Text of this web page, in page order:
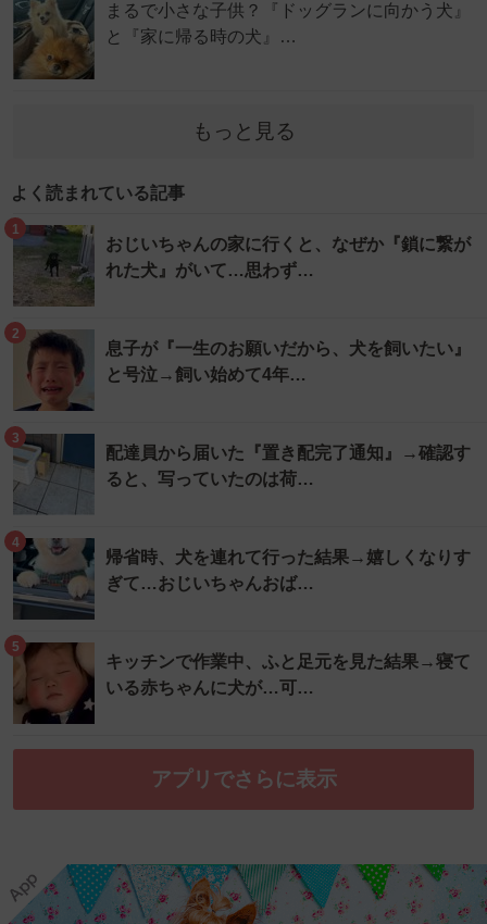
まるで小さな子供？『ドッグランに向かう犬』
と『家に帰る時の犬』…
もっと見る
よく読まれている記事
1
おじいちゃんの家に行くと、なぜか『鎖に繋が
れた犬』がいて…思わず…
2
息子が『一生のお願いだから、犬を飼いたい』
と号泣→飼い始めて4年…
3
配達員から届いた『置き配完了通知』→確認す
ると、写っていたのは荷…
4
帰省時、犬を連れて行った結果→嬉しくなりす
ぎて…おじいちゃんおば…
5
キッチンで作業中、ふと足元を見た結果→寝て
いる赤ちゃんに犬が…可…
アプリでさらに表示